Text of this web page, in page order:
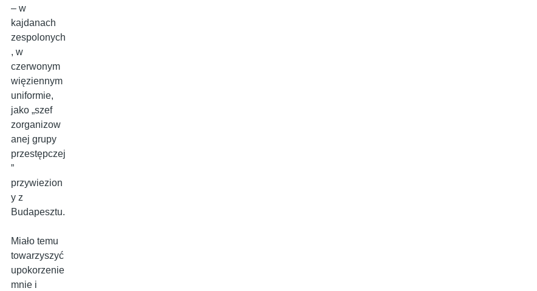
– w
kajdanach
zespolonych
, w
czerwonym
więziennym
uniformie,
jako „szef
zorganizow
anej grupy
przestępczej
”
przywiezion
y z
Budapesztu.
Miało temu
towarzyszyć
upokorzenie
mnie i